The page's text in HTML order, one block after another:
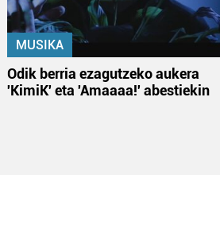
MUSIKA
Odik berria ezagutzeko aukera
'KimiK' eta 'Amaaaa!' abestiekin